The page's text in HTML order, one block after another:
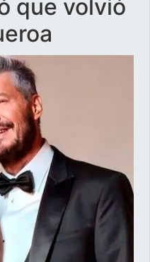
que volvió